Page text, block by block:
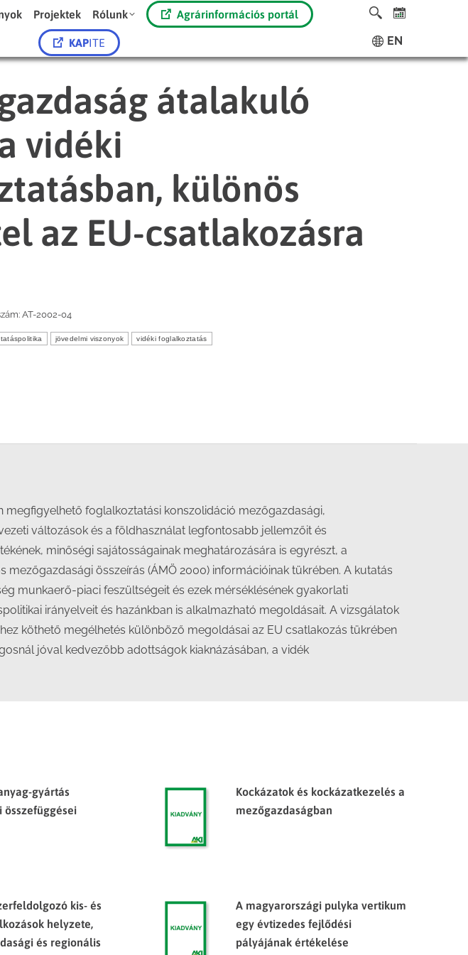
Projektek Rólunk Agrárinformációs portál
KAPITE EN
átalakuló
vidéki
különös
az EU-csatlakozásra
AT-2002-04
jövedelmi viszonyok vidéki foglalkoztatás
foglalkoztatási konszolidáció mezőgazdasági,
változások és a földhasználat legfontosabb jellemzőit és
minőségi sajátosságainak meghatározására is egyrészt, a
összeírás (ÁMÖ 2000) információinak tükrében. A kutatás
munkaerő-piaci feszültségeit és ezek mérséklésének gyakorlati
irányelveit és hazánkban is alkalmazható megoldásait. A vizsgálatok
köthető megélhetés különböző megoldásai az EU csatlakozás tükrében
jóval kedvezőbb adottságok kiaknázásában, a vidék
gyártás
összefüggései
Kockázatok és kockázatkezelés a
mezőgazdaságban
kis- és
helyzete,
és regionális
A magyarországi pulyka vertikum
egy évtizedes fejlődési
pályájának értékelése